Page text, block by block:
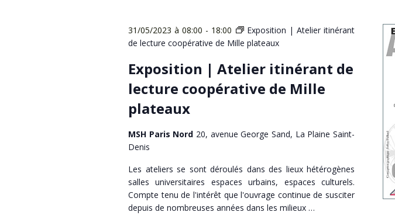
31/05/2023 à 08:00 - 18:00
Exposition | Atelier itinérant
de lecture coopérative de Mille plateaux
Exposition | Atelier itinérant de
lecture coopérative de Mille
plateaux
MSH Paris Nord 20, avenue George Sand, La Plaine Saint-
Denis
Les ateliers se sont déroulés dans des lieux hétérogènes
salles universitaires espaces urbains, espaces culturels.
Compte tenu de l'intérêt que l'ouvrage continue de susciter
depuis de nombreuses années dans les milieux …